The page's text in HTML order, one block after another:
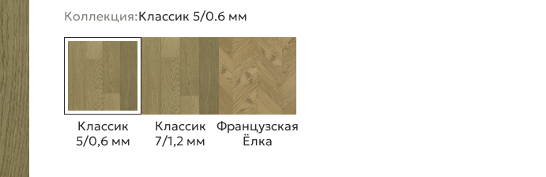
Коллекция:Классик 5/0.6 мм
Классик
5/0,6 мм
Классик
7/1,2 мм
Французская
Ёлка